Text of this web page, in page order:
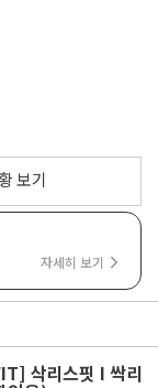
보기
자세히 보기
삭리스핏 I 싹리